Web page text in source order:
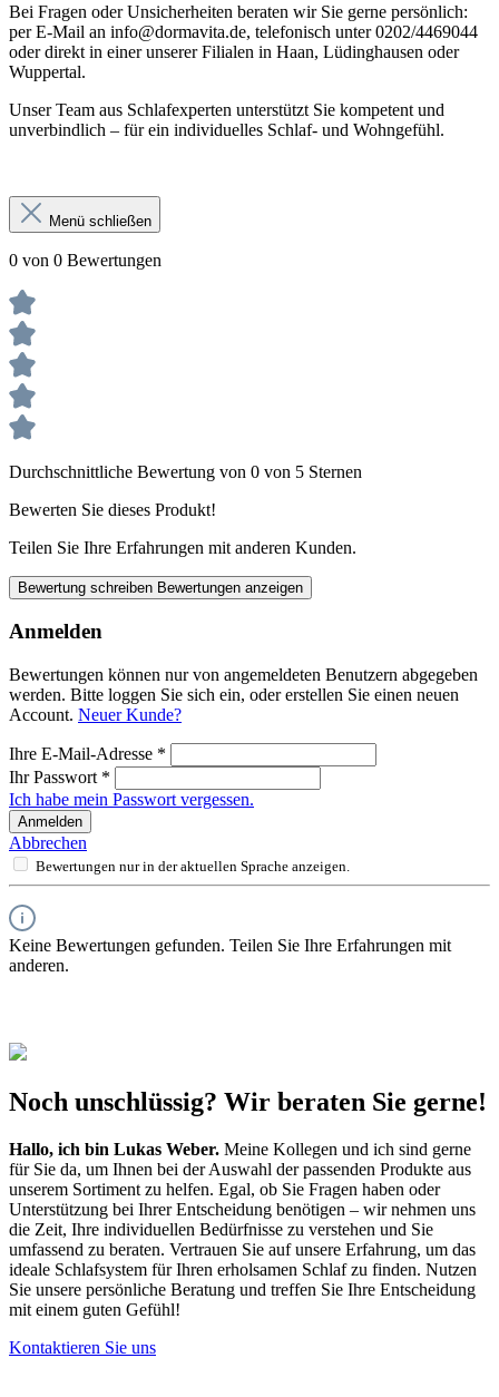
Bei Fragen oder Unsicherheiten beraten wir Sie gerne persönlich:
per E-Mail an info@dormavita.de, telefonisch unter 0202/4469044
oder direkt in einer unserer Filialen in Haan, Lüdinghausen oder
Wuppertal.
Unser Team aus Schlafexperten unterstützt Sie kompetent und
unverbindlich – für ein individuelles Schlaf- und Wohngefühl.
Menü schließen
0 von 0 Bewertungen
Durchschnittliche Bewertung von 0 von 5 Sternen
Bewerten Sie dieses Produkt!
Teilen Sie Ihre Erfahrungen mit anderen Kunden.
Bewertung schreiben Bewertungen anzeigen
Anmelden
Bewertungen können nur von angemeldeten Benutzern abgegeben
werden. Bitte loggen Sie sich ein, oder erstellen Sie einen neuen
Account. Neuer Kunde?
Ihre E-Mail-Adresse *
Ihr Passwort *
Ich habe mein Passwort vergessen.
Anmelden
Abbrechen
Bewertungen nur in der aktuellen Sprache anzeigen.
Keine Bewertungen gefunden. Teilen Sie Ihre Erfahrungen mit
anderen.
Noch unschlüssig? Wir beraten Sie gerne!
Hallo, ich bin Lukas Weber. Meine Kollegen und ich sind gerne
für Sie da, um Ihnen bei der Auswahl der passenden Produkte aus
unserem Sortiment zu helfen. Egal, ob Sie Fragen haben oder
Unterstützung bei Ihrer Entscheidung benötigen – wir nehmen uns
die Zeit, Ihre individuellen Bedürfnisse zu verstehen und Sie
umfassend zu beraten. Vertrauen Sie auf unsere Erfahrung, um das
ideale Schlafsystem für Ihren erholsamen Schlaf zu finden. Nutzen
Sie unsere persönliche Beratung und treffen Sie Ihre Entscheidung
mit einem guten Gefühl!
Kontaktieren Sie uns